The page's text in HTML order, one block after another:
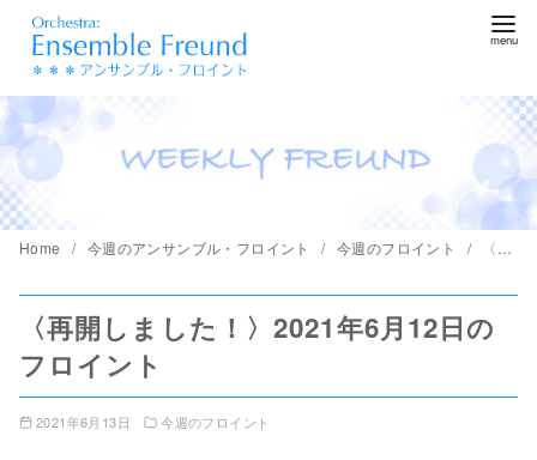
ツ
へ
移
Home 今週のアンサンブル・フロイント 今週のフロイント 〈再開しました！〉2021年6月12日のフロイント
〈再開しました！〉2021年6月12日の
フロイント
2021年6月13日 今週のフロイント